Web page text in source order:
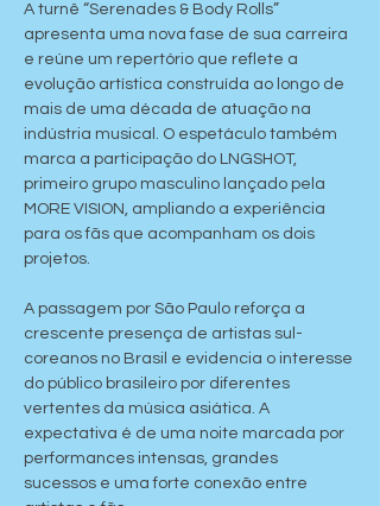
A turnê “Serenades & Body Rolls”
apresenta uma nova fase de sua carreira
e reúne um repertório que reflete a
evolução artística construída ao longo de
mais de uma década de atuação na
indústria musical. O espetáculo também
marca a participação do LNGSHOT,
primeiro grupo masculino lançado pela
MORE VISION, ampliando a experiência
para os fãs que acompanham os dois
projetos.
A passagem por São Paulo reforça a
crescente presença de artistas sul-
coreanos no Brasil e evidencia o interesse
do público brasileiro por diferentes
vertentes da música asiática. A
expectativa é de uma noite marcada por
performances intensas, grandes
sucessos e uma forte conexão entre